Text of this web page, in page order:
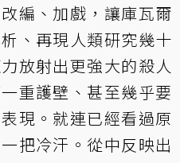
編、加戲，讓庫瓦爾
、再現人類研究幾十
放射出更強大的殺人
重護壁、甚至幾乎要
現。就連已經看過原
把冷汗。從中反映出